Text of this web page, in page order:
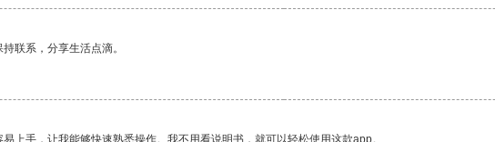
联系，分享生活点滴。
上手，让我能够快速熟悉操作。我不用看说明书，就可以轻松使用这款app。